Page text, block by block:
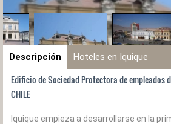
Descripción Hoteles en Iquique
Edificio de Sociedad Protectora de empleados
CHILE
Iquique empieza a desarrollarse en la